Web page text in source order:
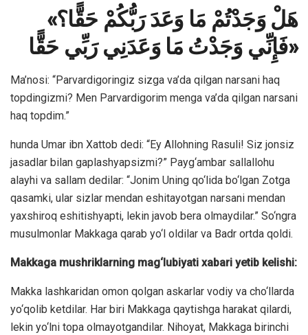
«هَلْ وَجَدْتُمْ مَا وَعَدَ رَبُّكُمْ حَقًّا؟
فَإِنِّي وَجَدْتُ مَا وَعَدَنِي رَبِّي حَقًّا»
Ma’nosi: “Parvardigoringiz sizga va’da qilgan narsani haq
topdingizmi? Men Parvardigorim menga va’da qilgan narsani
haq topdim.”
hunda Umar ibn Xattob dedi: “Ey Allohning Rasuli! Siz jonsiz
jasadlar bilan gaplashyapsizmi?” Payg‘ambar sallallohu
alayhi va sallam dedilar: “Jonim Uning qo‘lida bo‘lgan Zotga
qasamki, ular sizlar mendan eshitayotgan narsani mendan
yaxshiroq eshitishyapti, lekin javob bera olmaydilar.” So‘ngra
musulmonlar Makkaga qarab yo‘l oldilar va Badr ortda qoldi.
Makkaga mushriklarning mag‘lubiyati xabari yetib kelishi:
Makka lashkaridan omon qolgan askarlar vodiy va cho‘llarda
yo‘qolib ketdilar. Har biri Makkaga qaytishga harakat qilardi,
lekin yo‘lni topa olmayotgandilar. Nihoyat, Makkaga birinchi